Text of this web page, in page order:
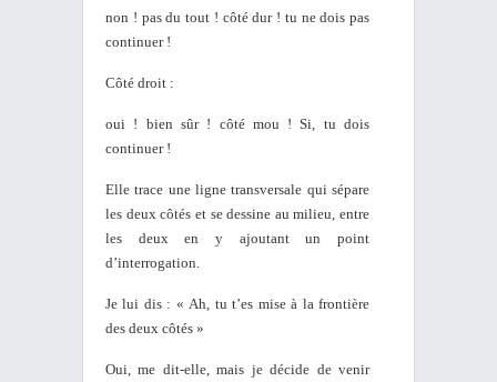
non ! pas du tout ! côté dur ! tu ne dois pas
continuer !
Côté droit :
oui ! bien sûr ! côté mou ! Si, tu dois
continuer !
Elle trace une ligne transversale qui sépare
les deux côtés et se dessine au milieu, entre
les deux en y ajoutant un point
d’interrogation.
Je lui dis : « Ah, tu t’es mise à la frontière
des deux côtés »
Oui, me dit-elle, mais je décide de venir